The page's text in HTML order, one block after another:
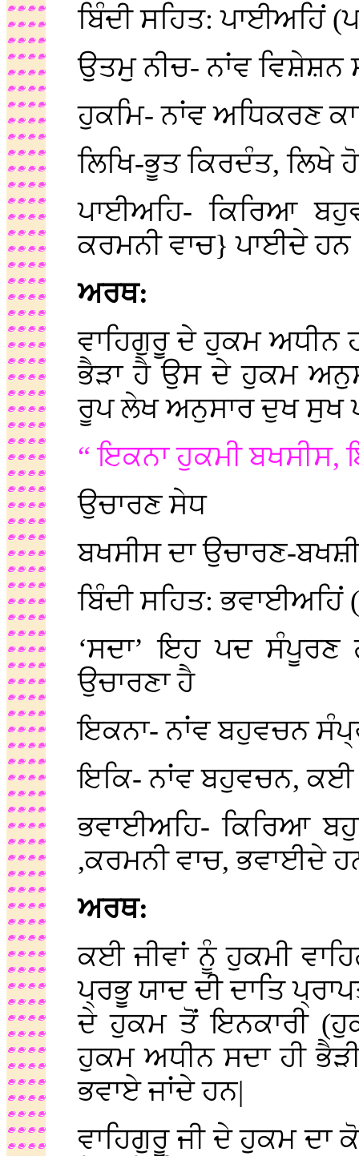
ਬਿੰਦੀ ਸਹਿਤ: ਪਾਈਅਹਿਂ
ਉਤਮੁ ਨੀਚ- ਨਾਂਵ ਵਿਸ਼ੇਸ਼ਨ
ਹੁਕਮਿ- ਨਾਂਵ ਅਧਿਕਰਣ
ਲਿਖਿ-ਭੂਤ ਕਿਰਦੰਤ, ਲਿਖੇ
ਪਾਈਅਹਿ- ਕਿਰਿਆ
ਕਰਮਨੀ ਵਾਚ} ਪਾਈਦੇ ਹਨ
ਅਰਥ:
ਵਾਹਿਗੁਰੂ ਦੇ ਹੁਕਮ ਅਧੀਨ
ਭੈੜਾ ਹੈ ਉਸ ਦੇ ਹੁਕਮ
ਰੂਪ ਲੇਖ ਅਨੁਸਾਰ ਦੁਖ ਸੁਖ
“ ਇਕਨਾ ਹੁਕਮੀ ਬਖਸੀਸ,
ਉਚਾਰਣ ਸੇਧ
ਬਖਸੀਸ ਦਾ ਉਚਾਰਣ-
ਬਿੰਦੀ ਸਹਿਤ:
‘ਸਦਾ’ ਇਹ ਪਦ ਸੰਪੂਰਣ
ਉਚਾਰਣਾ ਹੈ
ਇਕਨਾ- ਨਾਂਵ ਬਹੁਵਚਨ
ਇਕਿ- ਨਾਂਵ ਬਹੁਵਚਨ, ਕਈ
ਭਵਾਈਅਹਿ- ਕਿਰਿਆ
,ਕਰਮਨੀ ਵਾਚ, ਭਵਾਈਦੇ
ਅਰਥ:
ਕਈ ਜੀਵਾਂ ਨੂੰ ਹੁਕਮੀ
ਪ੍ਰਭੂ ਯਾਦ ਦੀ ਦਾਤਿ
ਦੇ ਹੁਕਮ ਤੋਂ ਇਨਕਾਰੀ
ਹੁਕਮ ਅਧੀਨ ਸਦਾ ਹੀ
ਭਵਾਏ ਜਾਂਦੇ ਹਨ|
ਵਾਹਿਗੁਰੂ ਜੀ ਦੇ ਹੁਕਮ ਦਾ